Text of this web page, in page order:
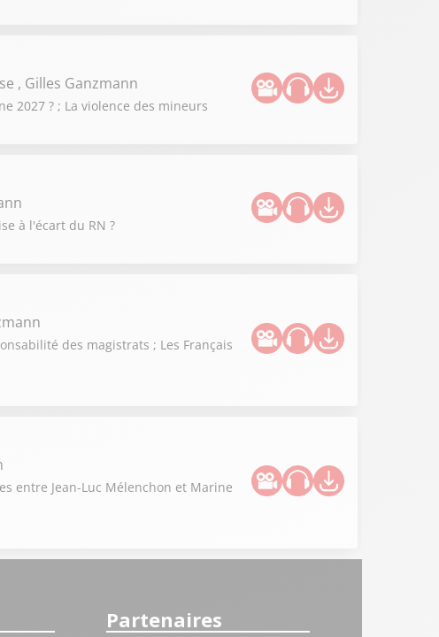
, Gilles Ganzmann
2027 ? ; La violence des mineurs
à l'écart du RN ?
des magistrats ; Les Français
entre Jean-Luc Mélenchon et Marine
Partenaires